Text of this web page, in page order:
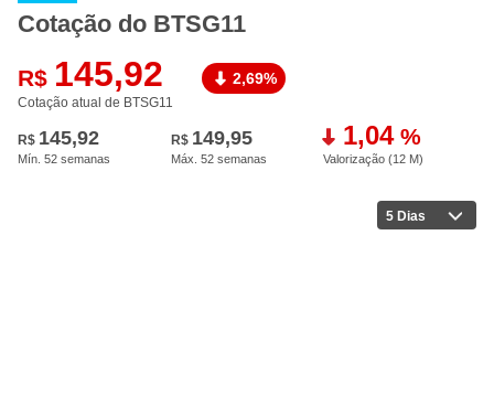
Cotação do BTSG11
R$ 145,92
Cotação atual de BTSG11
2,69%
R$ 145,92
Mín. 52 semanas
R$ 149,95
Máx. 52 semanas
1,04%
Valorização (12 M)
5 Dias